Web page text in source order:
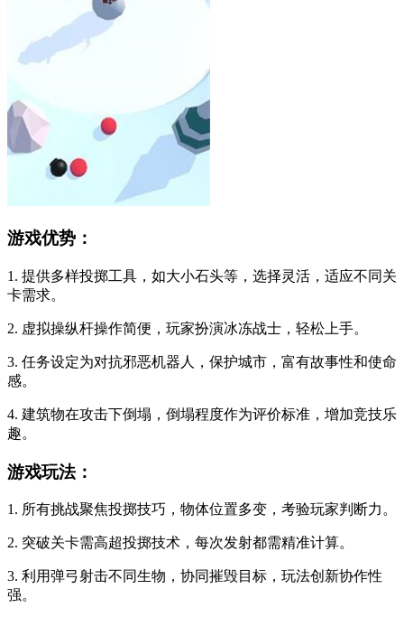
游戏优势：
1. 提供多样投掷工具，如大小石头等，选择灵活，适应不同关
卡需求。
2. 虚拟操纵杆操作简便，玩家扮演冰冻战士，轻松上手。
3. 任务设定为对抗邪恶机器人，保护城市，富有故事性和使命
感。
4. 建筑物在攻击下倒塌，倒塌程度作为评价标准，增加竞技乐
趣。
游戏玩法：
1. 所有挑战聚焦投掷技巧，物体位置多变，考验玩家判断力。
2. 突破关卡需高超投掷技术，每次发射都需精准计算。
3. 利用弹弓射击不同生物，协同摧毁目标，玩法创新协作性
强。